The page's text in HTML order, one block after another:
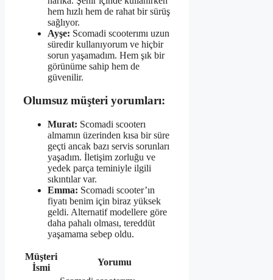
hem hızlı hem de rahat bir sürüş
sağlıyor.
Ayşe: Scomadi scooterımı uzun
süredir kullanıyorum ve hiçbir
sorun yaşamadım. Hem şık bir
görünüme sahip hem de
güvenilir.
Olumsuz müşteri yorumları:
Murat: Scomadi scooterı
almamın üzerinden kısa bir süre
geçti ancak bazı servis sorunları
yaşadım. İletişim zorluğu ve
yedek parça teminiyle ilgili
sıkıntılar var.
Emma: Scomadi scooter’ın
fiyatı benim için biraz yüksek
geldi. Alternatif modellere göre
daha pahalı olması, tereddüt
yaşamama sebep oldu.
Müşteri
İsmi
Yorumu